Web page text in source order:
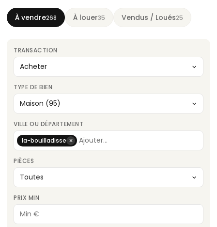
À vendre268 À louer35 Vendus / Loués25
TRANSACTION
TYPE DE BIEN
VILLE OU DÉPARTEMENT
la-bouilladisse ×
PIÈCES
PRIX MIN